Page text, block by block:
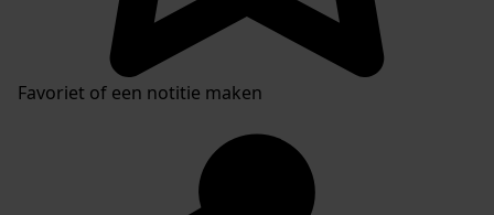
Favoriet of een notitie maken